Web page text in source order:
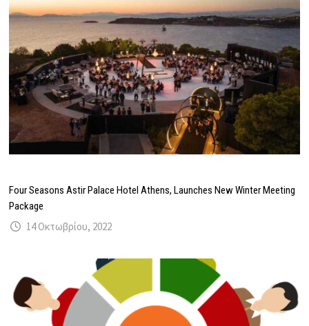
Four Seasons Astir Palace Hotel Athens, Launches New Winter Meeting
Package
14 Οκτωβρίου, 2022